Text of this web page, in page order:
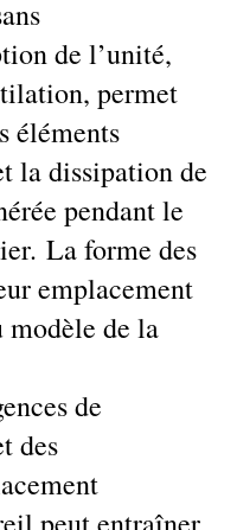
de l’unité,
permet
éléments
la dissipation de
pendant le
La forme des
emplacement
modèle de la
de
des